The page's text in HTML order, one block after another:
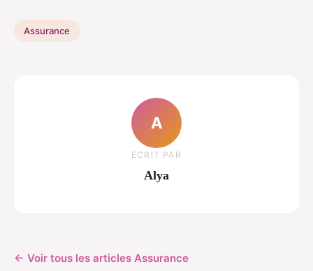
Assurance
A
ECRIT PAR
Alya
← Voir tous les articles Assurance